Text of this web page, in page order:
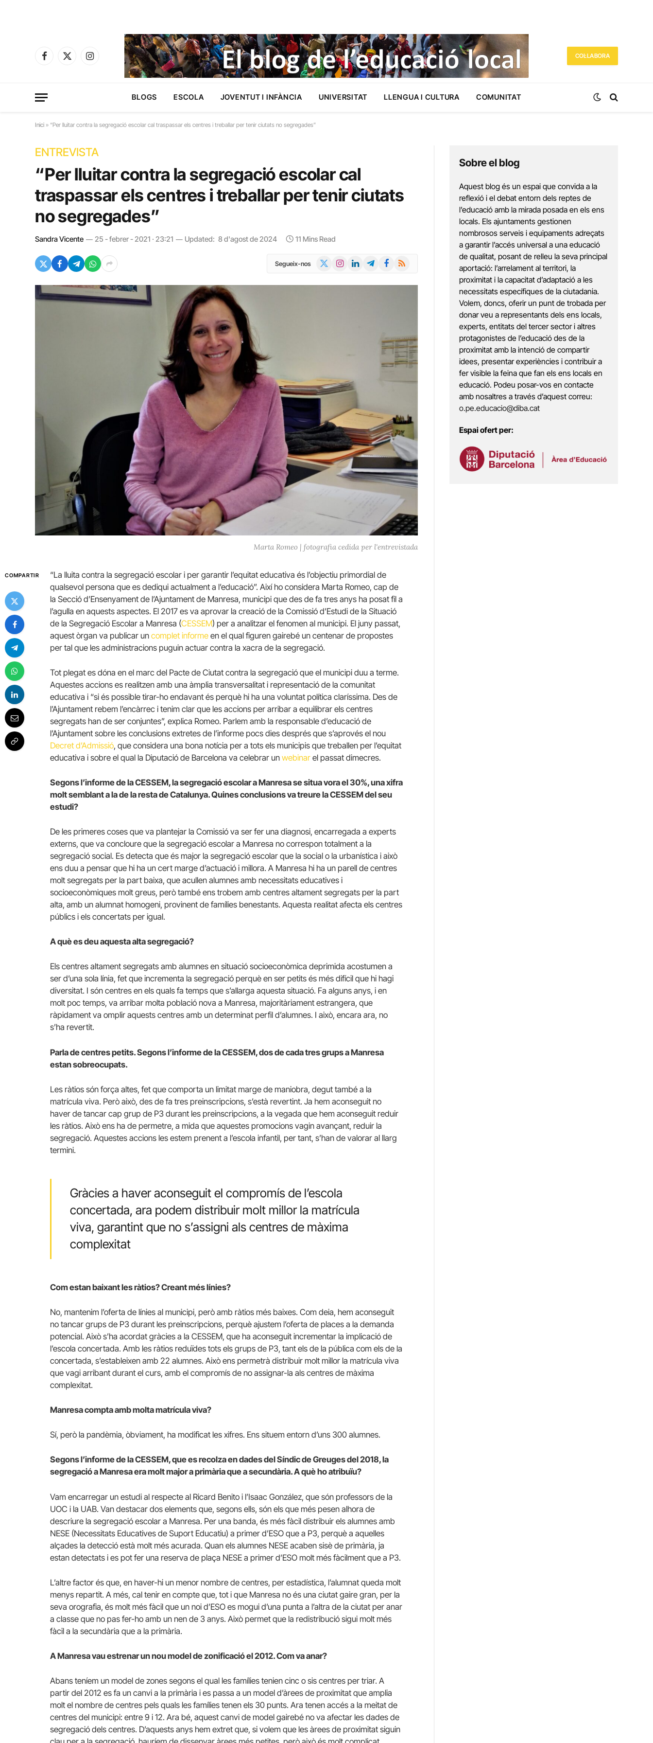
Facebook
X
Instagram
COL·LABORA
BLOGS ESCOLA JOVENTUT I INFÀNCIA UNIVERSITAT LLENGUA I CULTURA COMUNITAT
Inici » “Per lluitar contra la segregació escolar cal traspassar els centres i treballar per tenir ciutats no segregades”
ENTREVISTA
“Per lluitar contra la segregació escolar cal
traspassar els centres i treballar per tenir ciutats
no segregades”
Sandra Vicente 25 - febrer - 2021 · 23:21 Updated: 8 d'agost de 2024 11 Mins Read
Segueix-nos InstagramLinkedInTelegramFacebook
RSS
Marta Romeo | fotografia cedida per l'entrevistada
COMPARTIR
“La lluita contra la segregació escolar i per garantir l’equitat educativa és l’objectiu primordial de
qualsevol persona que es dediqui actualment a l’educació”. Així ho considera Marta Romeo, cap de
la Secció d’Ensenyament de l’Ajuntament de Manresa, municipi que des de fa tres anys ha posat fil a
l’agulla en aquests aspectes. El 2017 es va aprovar la creació de la Comissió d’Estudi de la Situació
de la Segregació Escolar a Manresa (CESSEM) per a analitzar el fenomen al municipi. El juny passat,
aquest òrgan va publicar un complet informe en el qual figuren gairebé un centenar de propostes
per tal que les administracions puguin actuar contra la xacra de la segregació.
Tot plegat es dóna en el marc del Pacte de Ciutat contra la segregació que el municipi duu a terme.
Aquestes accions es realitzen amb una àmplia transversalitat i representació de la comunitat
educativa i “si és possible tirar-ho endavant és perquè hi ha una voluntat política claríssima. Des de
l’Ajuntament rebem l’encàrrec i tenim clar que les accions per arribar a equilibrar els centres
segregats han de ser conjuntes”, explica Romeo. Parlem amb la responsable d’educació de
l’Ajuntament sobre les conclusions extretes de l’informe pocs dies després que s’aprovés el nou
Decret d’Admissió, que considera una bona notícia per a tots els municipis que treballen per l’equitat
educativa i sobre el qual la Diputació de Barcelona va celebrar un webinar el passat dimecres.
Segons l’informe de la CESSEM, la segregació escolar a Manresa se situa vora el 30%, una xifra
molt semblant a la de la resta de Catalunya. Quines conclusions va treure la CESSEM del seu
estudi?
De les primeres coses que va plantejar la Comissió va ser fer una diagnosi, encarregada a experts
externs, que va concloure que la segregació escolar a Manresa no correspon totalment a la
segregació social. Es detecta que és major la segregació escolar que la social o la urbanística i això
ens duu a pensar que hi ha un cert marge d’actuació i millora. A Manresa hi ha un parell de centres
molt segregats per la part baixa, que acullen alumnes amb necessitats educatives i
socioeconòmiques molt greus, però també ens trobem amb centres altament segregats per la part
alta, amb un alumnat homogeni, provinent de famílies benestants. Aquesta realitat afecta els centres
públics i els concertats per igual.
A què es deu aquesta alta segregació?
Els centres altament segregats amb alumnes en situació socioeconòmica deprimida acostumen a
ser d’una sola línia, fet que incrementa la segregació perquè en ser petits és més difícil que hi hagi
diversitat. I són centres en els quals fa temps que s’allarga aquesta situació. Fa alguns anys, i en
molt poc temps, va arribar molta població nova a Manresa, majoritàriament estrangera, que
ràpidament va omplir aquests centres amb un determinat perfil d’alumnes. I això, encara ara, no
s’ha revertit.
Parla de centres petits. Segons l’informe de la CESSEM, dos de cada tres grups a Manresa
estan sobreocupats.
Les ràtios són força altes, fet que comporta un limitat marge de maniobra, degut també a la
matrícula viva. Però això, des de fa tres preinscripcions, s’està revertint. Ja hem aconseguit no
haver de tancar cap grup de P3 durant les preinscripcions, a la vegada que hem aconseguit reduir
les ràtios. Això ens ha de permetre, a mida que aquestes promocions vagin avançant, reduir la
segregació. Aquestes accions les estem prenent a l’escola infantil, per tant, s’han de valorar al llarg
termini.
Gràcies a haver aconseguit el compromís de l’escola
concertada, ara podem distribuir molt millor la matrícula
viva, garantint que no s’assigni als centres de màxima
complexitat
Com estan baixant les ràtios? Creant més línies?
No, mantenim l’oferta de línies al municipi, però amb ràtios més baixes. Com deia, hem aconseguit
no tancar grups de P3 durant les preinscripcions, perquè ajustem l’oferta de places a la demanda
potencial. Això s’ha acordat gràcies a la CESSEM, que ha aconseguit incrementar la implicació de
l’escola concertada. Amb les ràtios reduïdes tots els grups de P3, tant els de la pública com els de la
concertada, s’estableixen amb 22 alumnes. Això ens permetrà distribuir molt millor la matrícula viva
que vagi arribant durant el curs, amb el compromís de no assignar-la als centres de màxima
complexitat.
Manresa compta amb molta matrícula viva?
Sí, però la pandèmia, òbviament, ha modificat les xifres. Ens situem entorn d’uns 300 alumnes.
Segons l’informe de la CESSEM, que es recolza en dades del Síndic de Greuges del 2018, la
segregació a Manresa era molt major a primària que a secundària. A què ho atribuïu?
Vam encarregar un estudi al respecte al Ricard Benito i l’Isaac González, que són professors de la
UOC i la UAB. Van destacar dos elements que, segons ells, són els que més pesen alhora de
descriure la segregació escolar a Manresa. Per una banda, és més fàcil distribuir els alumnes amb
NESE (Necessitats Educatives de Suport Educatiu) a primer d’ESO que a P3, perquè a aquelles
alçades la detecció està molt més acurada. Quan els alumnes NESE acaben sisè de primària, ja
estan detectats i es pot fer una reserva de plaça NESE a primer d’ESO molt més fàcilment que a P3.
L’altre factor és que, en haver-hi un menor nombre de centres, per estadística, l’alumnat queda molt
menys repartit. A més, cal tenir en compte que, tot i que Manresa no és una ciutat gaire gran, per la
seva orografia, és molt més fàcil que un noi d’ESO es mogui d’una punta a l’altra de la ciutat per anar
a classe que no pas fer-ho amb un nen de 3 anys. Això permet que la redistribució sigui molt més
fàcil a la secundària que a la primària.
A Manresa vau estrenar un nou model de zonificació el 2012. Com va anar?
Abans teníem un model de zones segons el qual les famílies tenien cinc o sis centres per triar. A
partir del 2012 es fa un canvi a la primària i es passa a un model d’àrees de proximitat que amplia
molt el nombre de centres pels quals les famílies tenen els 30 punts. Ara tenen accés a la meitat de
centres del municipi: entre 9 i 12. Ara bé, aquest canvi de model gairebé no va afectar les dades de
segregació dels centres. D’aquests anys hem extret que, si volem que les àrees de proximitat siguin
Sobre el blog
Aquest blog és un espai que convida a la
reflexió i el debat entorn dels reptes de
l’educació amb la mirada posada en els ens
locals. Els ajuntaments gestionen
nombrosos serveis i equipaments adreçats
a garantir l’accés universal a una educació
de qualitat, posant de relleu la seva principal
aportació: l’arrelament al territori, la
proximitat i la capacitat d’adaptació a les
necessitats específiques de la ciutadania.
Volem, doncs, oferir un punt de trobada per
donar veu a representants dels ens locals,
experts, entitats del tercer sector i altres
protagonistes de l’educació des de la
proximitat amb la intenció de compartir
idees, presentar experiències i contribuir a
fer visible la feina que fan els ens locals en
educació. Podeu posar-vos en contacte
amb nosaltres a través d’aquest correu:
o.pe.educacio@diba.cat
Espai ofert per: